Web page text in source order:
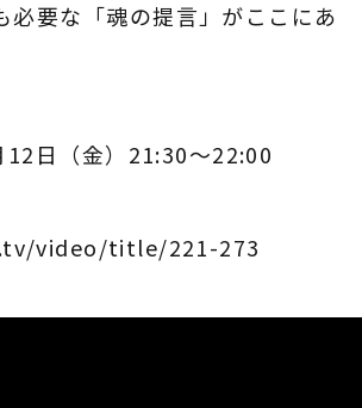
必要な「魂の提言」がここにあ
日（金）21:30～22:00
video/title/221-273